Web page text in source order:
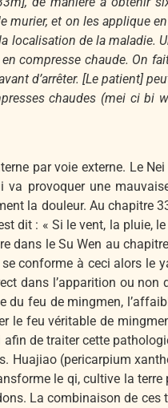
murier, et on les applique
localisation de la maladie.
compresse chaude. On
d’arrêter. [Le patient]
chaudes (mei ci bi
par voie externe. Le
provoquer une
la douleur. Au chapitre
dit : « Si le vent, la pluie,
dans le Su Wen au
conforme à ceci alors le
dans l’apparition ou non
du feu de mingmen,
le feu véritable de
de traiter cette
Huajiao (pericarpium
le qi, cultive la terre
La combinaison de ces